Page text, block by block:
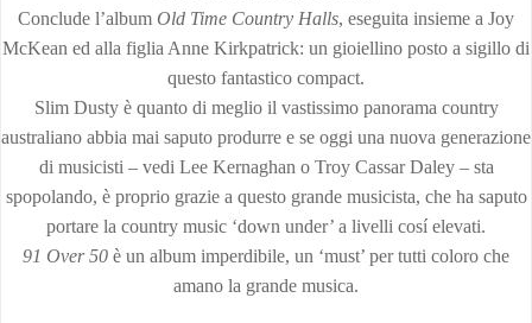
Conclude l’album Old Time Country Halls, eseguita insieme a Joy
McKean ed alla figlia Anne Kirkpatrick: un gioiellino posto a sigillo di
questo fantastico compact.
Slim Dusty è quanto di meglio il vastissimo panorama country
australiano abbia mai saputo produrre e se oggi una nuova generazione
di musicisti – vedi Lee Kernaghan o Troy Cassar Daley – sta
spopolando, è proprio grazie a questo grande musicista, che ha saputo
portare la country music ‘down under’ a livelli cosí elevati.
91 Over 50 è un album imperdibile, un ‘must’ per tutti coloro che
amano la grande musica.